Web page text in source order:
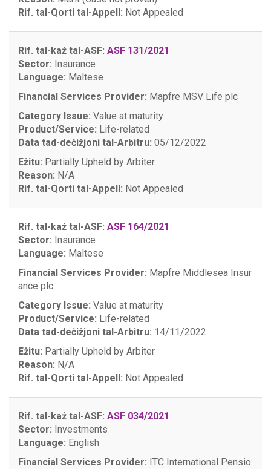
Rif. tal-Qorti tal-Appell: Not Appealed
Rif. tal-każ tal-ASF: ASF 131/2021
Sector: Insurance
Language: Maltese
Financial Services Provider: Mapfre MSV Life plc
Category Issue: Value at maturity
Product/Service: Life-related
Data tad-deċiżjoni tal-Arbitru: 05/12/2022
Eżitu: Partially Upheld by Arbiter
Reason: N/A
Rif. tal-Qorti tal-Appell: Not Appealed
Rif. tal-każ tal-ASF: ASF 164/2021
Sector: Insurance
Language: Maltese
Financial Services Provider: Mapfre Middlesea Insur
ance plc
Category Issue: Value at maturity
Product/Service: Life-related
Data tad-deċiżjoni tal-Arbitru: 14/11/2022
Eżitu: Partially Upheld by Arbiter
Reason: N/A
Rif. tal-Qorti tal-Appell: Not Appealed
Rif. tal-każ tal-ASF: ASF 034/2021
Sector: Investments
Language: English
Financial Services Provider: ITC International Pensio